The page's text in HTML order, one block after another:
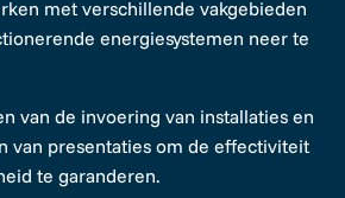
met verschillende vakgebieden
energiesystemen neer te
van de invoering van installaties en
van presentaties om de effectiviteit
te garanderen.